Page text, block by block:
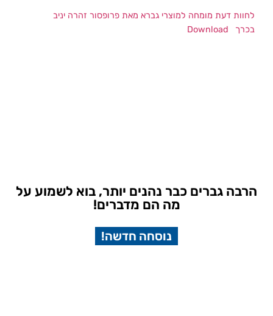
לחוות דעת מומחה למוצרי גברא מאת פרופסור זהרה יניב
בכרך
Download
הרבה גברים כבר נהנים יותר, בוא לשמוע על
מה הם מדברים!
נוסחה חדשה!